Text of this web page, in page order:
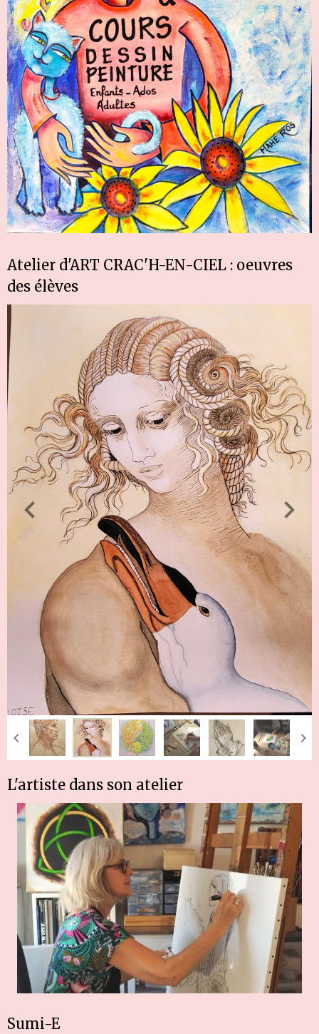
Atelier d'ART CRAC'H-EN-CIEL : oeuvres
des élèves
L'artiste dans son atelier
Sumi-E